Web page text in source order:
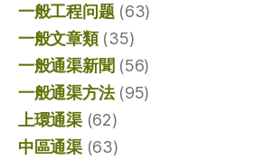
一般工程问题(63)
一般文章類(35)
一般通渠新聞 (56)
一般通渠方法(95)
上環通渠(62)
中區通渠(63)